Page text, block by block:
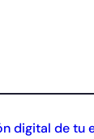
digital de tu